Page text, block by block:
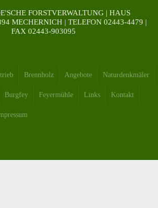
FORSTVERWALTUNG | HAUS
MECHERNICH | TELEFON 02443-4479 |
FAX 02443-903095
Brennholz Angebote Naturdenkmäler
Burgfey Feyermühle Links Kontakt